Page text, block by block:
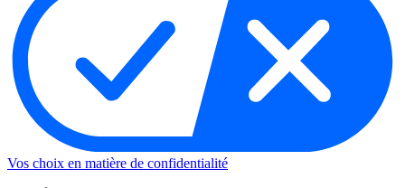
Vos choix en matière de confidentialité